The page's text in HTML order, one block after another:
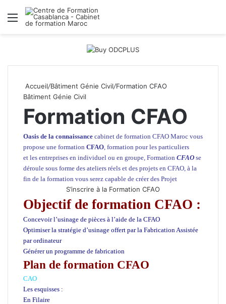
Menu
Accueil/Bâtiment Génie Civil/Formation CFAO
Bâtiment Génie Civil
Formation CFAO
Oasis de la connaissance cabinet de formation CFAO Maroc vous
propose une formation CFAO , formation pour les particuliers
et les entreprises en individuel ou en groupe, Formation CFAO se
déroule sous forme des ateliers réels et des projets en CFAO, à la
fin de la formation vous serez capable de créer des Projet
S’inscrire à la Formation CFAO
Objectif de formation CFAO :
Concevoir l’usinage de pièces à l’aide de la CFAO
Optimiser la stratégie d’usinage offert par la Fabrication Assistée
par ordinateur
Générer un programme de fabrication
Plan de formation CFAO
CAO
Les esquisses :
En Filaire